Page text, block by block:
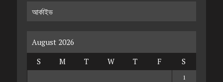
আর্কাইভ
August 2026
S
M T W T F S
1